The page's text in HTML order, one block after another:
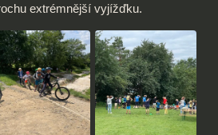
extrémnější vyjížďku.